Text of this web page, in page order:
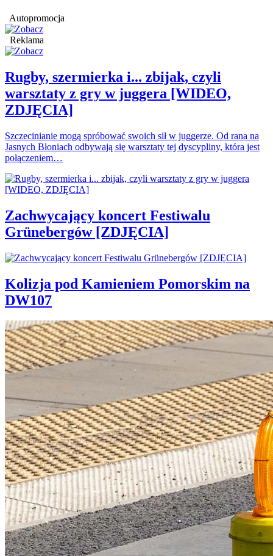
Autopromocja
Reklama
Rugby, szermierka i... zbijak, czyli
warsztaty z gry w juggera [WIDEO,
ZDJĘCIA]
Szczecinianie mogą spróbować swoich sił w juggerze. Od rana na
Jasnych Błoniach odbywają się warsztaty tej dyscypliny, która jest
połączeniem…
Zachwycający koncert Festiwalu
Grünebergów [ZDJĘCIA]
Kolizja pod Kamieniem Pomorskim na
DW107